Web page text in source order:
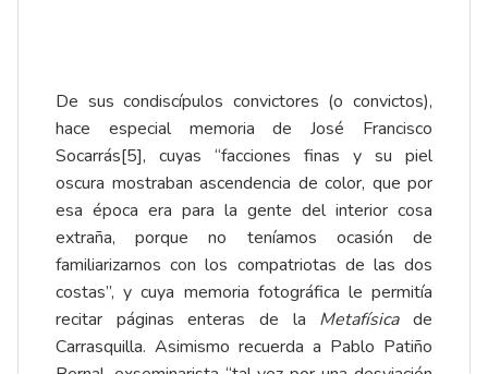
De sus condiscípulos convictores (o convictos),
hace especial memoria de José Francisco
Socarrás[5], cuyas “facciones finas y su piel
oscura mostraban ascendencia de color, que por
esa época era para la gente del interior cosa
extraña, porque no teníamos ocasión de
familiarizarnos con los compatriotas de las dos
costas”, y cuya memoria fotográfica le permitía
recitar páginas enteras de la Metafísicade
Carrasquilla. Asimismo recuerda a Pablo Patiño